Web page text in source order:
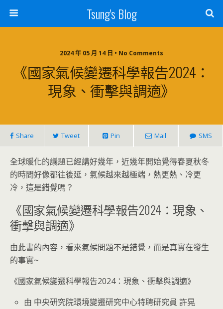
Tsung's Blog
2024 年 05 月 14 日 • No Comments
《國家氣候變遷科學報告2024：
現象、衝擊與調適》
Share Tweet Pin Mail SMS
全球暖化的議題已經講好幾年，近幾年開始覺得春夏秋冬
的時間好像都往後延，氣候越來越極端，熱更熱、冷更
冷，這是錯覺嗎？
《國家氣候變遷科學報告2024：現象、
衝擊與調適》
由此書的內容，看來氣候問題不是錯覺，而是真實在發生
的事實~
《國家氣候變遷科學報告2024：現象、衝擊與調適》
由 中央研究院環境變遷研究中心特聘研究員 許晃